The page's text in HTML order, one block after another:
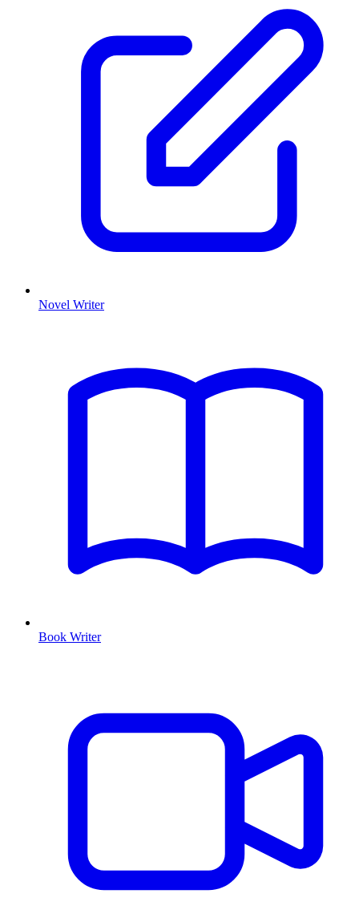
Novel Writer
Book Writer